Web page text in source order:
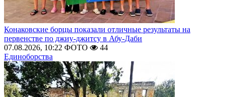
Конаковские борцы показали отличные результаты на
первенстве по джиу-джитсу в Абу-Даби
07.08.2026, 10:22 ФОТО
44
Единоборства